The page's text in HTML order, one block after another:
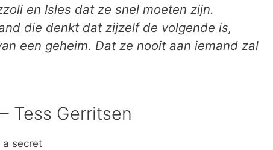
en Isles dat ze snel moeten zijn.
die denkt dat zijzelf de volgende is,
een geheim. Dat ze nooit aan iemand zal
Tess Gerritsen
a secret